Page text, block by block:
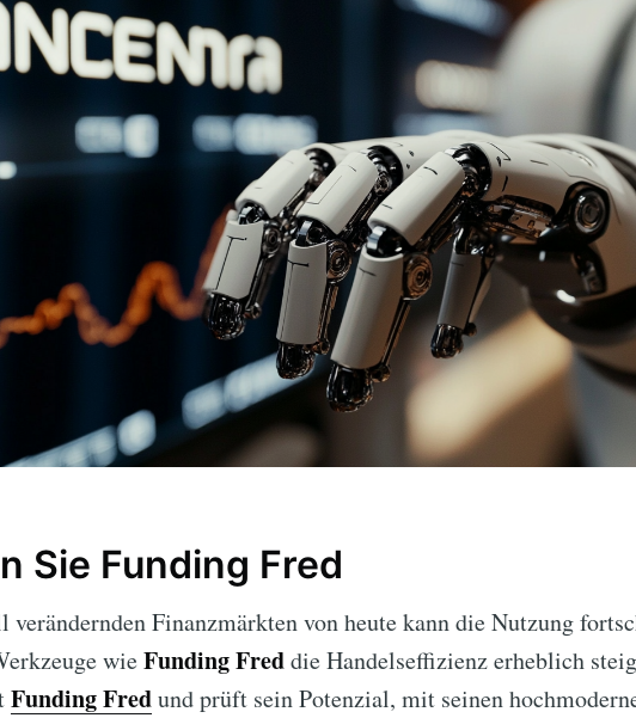
Sie Funding Fred
verändernden Finanzmärkten von heute kann die Nutzung
wieFunding Freddie Handelseffizienz erheblich
Funding Fredund prüft sein Potenzial, mit seinen